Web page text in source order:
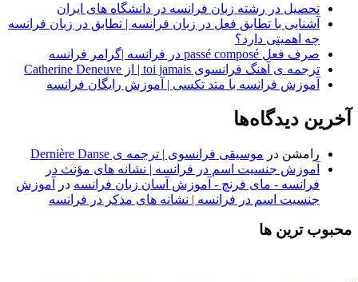
تحصیل در رشته زبان فرانسه در دانشگاه های ایران
آشنایی با تطابق فعل در زبان فرانسه | تطابق در زبان فرانسه
چه اهمیتی دارد؟
صرف فعل passé composé در فرانسه |گرامر فرانسه
ترجمه ی آهنگ فرانسوی toi jamais | از Catherine Deneuve
آموزش فرانسه با متد تکسی | آموزش رایگان فرانسه
آخرین دیدگاه‌ها
رامشن در موسیقی فرانسوی | ترجمه ی Dernière Danse
آموزش جنسیت اسم در فرانسه | نشانه های مؤنث در
فرانسه - مای فرنچ - آموزش آسان زبان فرانسه در
آموزش
جنسیت اسم در فرانسه | نشانه های مذکر در فرانسه
محبوب ترین ها